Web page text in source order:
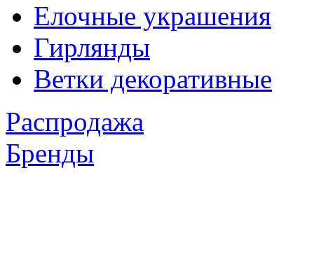
Елочные украшения
Гирлянды
Ветки декоративные
Распродажа
Бренды